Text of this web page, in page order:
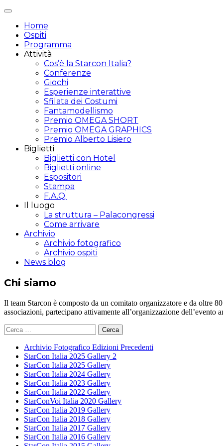
Attiva/disattiva
navigazione
Home
Ospiti
Programma
Attività
Cos’è la Starcon Italia?
Conferenze
Giochi
Esperienze interattive
Sfilata dei Costumi
Fantamodellismo
Premio OMEGA SHORT
Premio OMEGA GRAPHICS
Premio Alberto Lisiero
Biglietti
Biglietti con Hotel
Biglietti online
Espositori
Stampa
F.A.Q.
Il luogo
La struttura – Palacongressi
Come arrivare
Archivio
Archivio fotografico
Archivio ospiti
News blog
Chi siamo
Il team Starcon è composto da un comitato organizzatore e da oltre
associazioni, partecipano attivamente all’organizzazione
Ricerca
per:
Archivio Fotografico Edizioni Precedenti
StarCon Italia 2025 Gallery 2
StarCon Italia 2025 Gallery
StarCon Italia 2024 Gallery
StarCon Italia 2023 Gallery
StarCon Italia 2022 Gallery
StarConVoi Italia 2020 Gallery
StarCon Italia 2019 Gallery
StarCon Italia 2018 Gallery
StarCon Italia 2017 Gallery
StarCon Italia 2016 Gallery